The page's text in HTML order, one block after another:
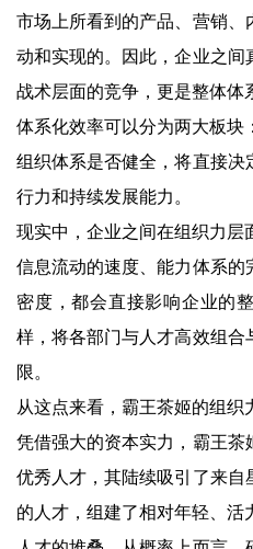
市场上所看到的产品、营销
动和实现的。因此，企业之
战术层面的竞争，更是整体体
体系化效率可以分为两大板块：
组织体系是否健全，将直接
行力和持续发展能力。
现实中，企业之间在组织力层
信息流动的速度、能力体系
密度，都会直接影响企业的
样，将各部门与人才高效组
限。
从这点来看，霸王茶姬的组织
凭借强大的资本实力，霸王
优秀人才，其陆续吸引了来
的人才，组建了相对年轻、活